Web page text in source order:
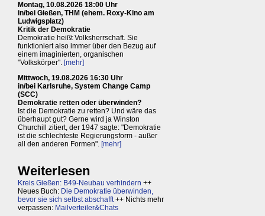
Montag, 10.08.2026 18:00 Uhr
in/bei Gießen, THM (ehem. Roxy-Kino am
Ludwigsplatz)
Kritik der Demokratie
Demokratie heißt Volksherrschaft. Sie
funktioniert also immer über den Bezug auf
einem imaginierten, organischen
"Volkskörper". [mehr]
Mittwoch, 19.08.2026 16:30 Uhr
in/bei Karlsruhe, System Change Camp
(SCC)
Demokratie retten oder überwinden?
Ist die Demokratie zu retten? Und wäre das
überhaupt gut? Gerne wird ja Winston
Churchill zitiert, der 1947 sagte: "Demokratie
ist die schlechteste Regierungsform - außer
all den anderen Formen". [mehr]
Weiterlesen
Kreis Gießen: B49-Neubau verhindern ++
Neues Buch: Die Demokratie überwinden,
bevor sie sich selbst abschafft++ Nichts mehr
verpassen: Mailverteiler&Chats